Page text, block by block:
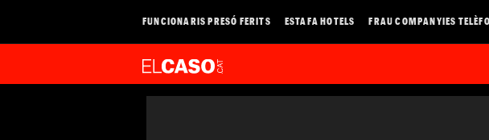
FUNCIONARIS PRESÓ FERITS ESTAFA HOTELS FRAU COMPANYIES